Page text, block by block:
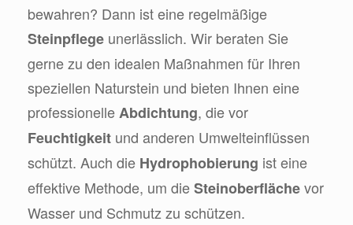
bewahren? Dann ist eine regelmäßige
Steinpflege unerlässlich. Wir beraten Sie
gerne zu den idealen Maßnahmen für Ihren
speziellen Naturstein und bieten Ihnen eine
professionelleAbdichtung, die vor
Feuchtigkeit und anderen Umwelteinflüssen
schützt. Auch die Hydrophobierung ist eine
effektive Methode, um dieSteinoberflächevor
Wasser und Schmutz zu schützen.